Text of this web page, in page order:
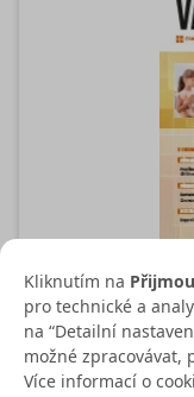
Kliknutím na
pro technické a
na “Detailní
možné zpracovávat,
Více informací o